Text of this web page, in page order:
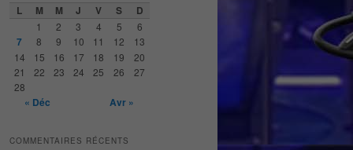
L M M J V S D
1 2 3 4 5 6
7 8 9 10 11 12
13
14
15 16 17 18 19
20
21
22 23 24 25 26
27
28
« Déc Avr »
COMMENTAIRES RÉCENTS